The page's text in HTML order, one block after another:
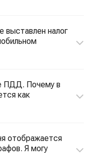
выставлен налог
ПДД. Почему в
как
отображается
Я могу